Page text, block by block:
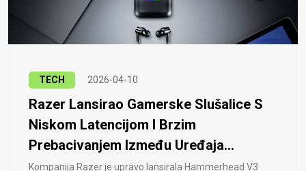
TECH 2026-04-10
Razer Lansirao Gamerske Slušalice S
Niskom Latencijom I Brzim
Prebacivanjem Između Uređaja...
Kompanija Razer je upravo lansirala Hammerhead V3